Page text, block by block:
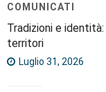
COMUNICATI
Tradizioni e
territori
Luglio 31, 2026